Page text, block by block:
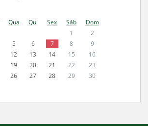
Qua Qui Sex Sáb
Dom
1
2
5 6 7 8
9
12 13 14 15
16
19 20 21 22
23
26 27 28 29
30